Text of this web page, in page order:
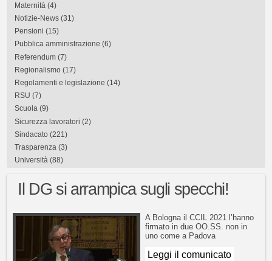
Maternità (4)
Notizie-News (31)
Pensioni (15)
Pubblica amministrazione (6)
Referendum (7)
Regionalismo (17)
Regolamenti e legislazione (14)
RSU (7)
Scuola (9)
Sicurezza lavoratori (2)
Sindacato (221)
Trasparenza (3)
Università (88)
Il DG si arrampica sugli specchi!
A Bologna il CCIL 2021 l’hanno
firmato in due OO.SS. non in
uno come a Padova
Leggi il comunicato